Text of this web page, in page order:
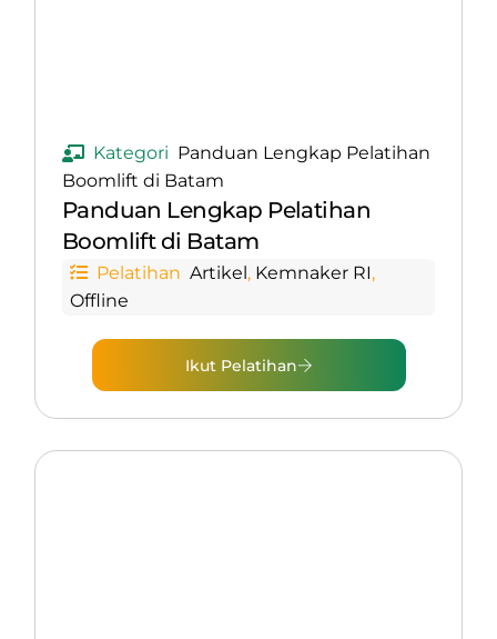
Kategori Panduan Lengkap Pelatihan
Boomlift di Batam
Panduan Lengkap Pelatihan
Boomlift di Batam
Pelatihan Artikel, Kemnaker RI,
Offline
Ikut Pelatihan